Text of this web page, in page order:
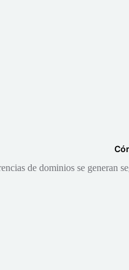
de dominios se generan